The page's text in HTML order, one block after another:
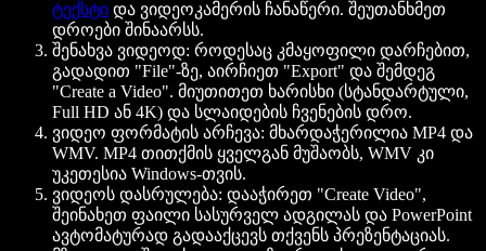
ტექსტი და ვიდეოკამერის ჩანაწერი. შეუთანხმეთ
დროები შინაარსს.
შენახვა ვიდეოდ: როდესაც კმაყოფილი დარჩებით,
გადადით "File"-ზე, აირჩიეთ "Export" და შემდეგ
"Create a Video". მიუთითეთ ხარისხი (სტანდარტული,
Full HD ან 4K) და სლაიდების ჩვენების დრო.
ვიდეო ფორმატის არჩევა: მხარდაჭერილია MP4 და
WMV. MP4 თითქმის ყველგან მუშაობს, WMV კი
უკეთესია Windows-თვის.
ვიდეოს დასრულება: დააჭირეთ "Create Video",
შეინახეთ ფაილი სასურველ ადგილას და PowerPoint
ავტომატურად გადააქცევს თქვენს პრეზენტაციას.